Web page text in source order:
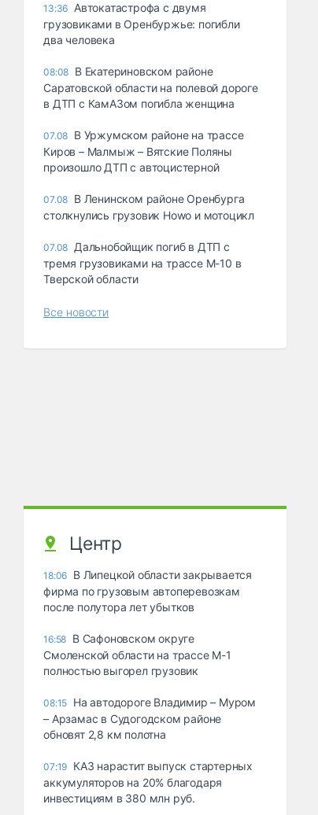
13:36 Автокатастрофа с двумя
грузовиками в Оренбуржье: погибли
два человека
08:08 В Екатериновском районе
Саратовской области на полевой дороге
в ДТП с КамАЗом погибла женщина
07.08 В Уржумском районе на трассе
Киров – Малмыж – Вятские Поляны
произошло ДТП с автоцистерной
07.08 В Ленинском районе Оренбурга
столкнулись грузовик Howo и мотоцикл
07.08 Дальнобойщик погиб в ДТП с
тремя грузовиками на трассе М-10 в
Тверской области
Все новости
Центр
18:06 В Липецкой области закрывается
фирма по грузовым автоперевозкам
после полутора лет убытков
16:58 В Сафоновском округе
Смоленской области на трассе М-1
полностью выгорел грузовик
08:15 На автодороге Владимир – Муром
– Арзамас в Судогодском районе
обновят 2,8 км полотна
07:19 КАЗ нарастит выпуск стартерных
аккумуляторов на 20% благодаря
инвестициям в 380 млн руб.